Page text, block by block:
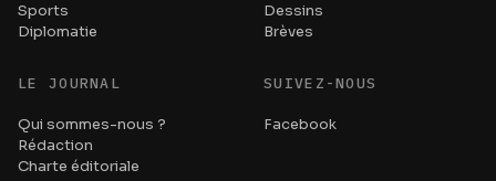
Sports
Diplomatie
Dessins
Brèves
LE JOURNAL
Qui sommes-nous ?
Rédaction
Charte éditoriale
SUIVEZ-NOUS
Facebook